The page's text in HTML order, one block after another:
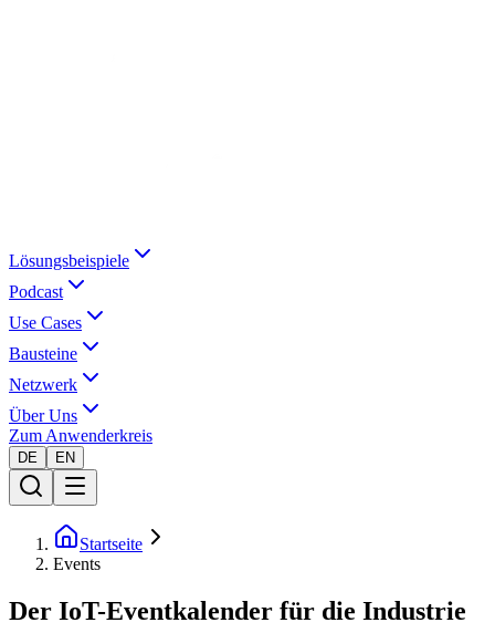
Lösungsbeispiele
Podcast
Use Cases
Bausteine
Netzwerk
Über Uns
Zum Anwenderkreis
DE EN
Startseite
Events
Der IoT-Eventkalender für die Industrie